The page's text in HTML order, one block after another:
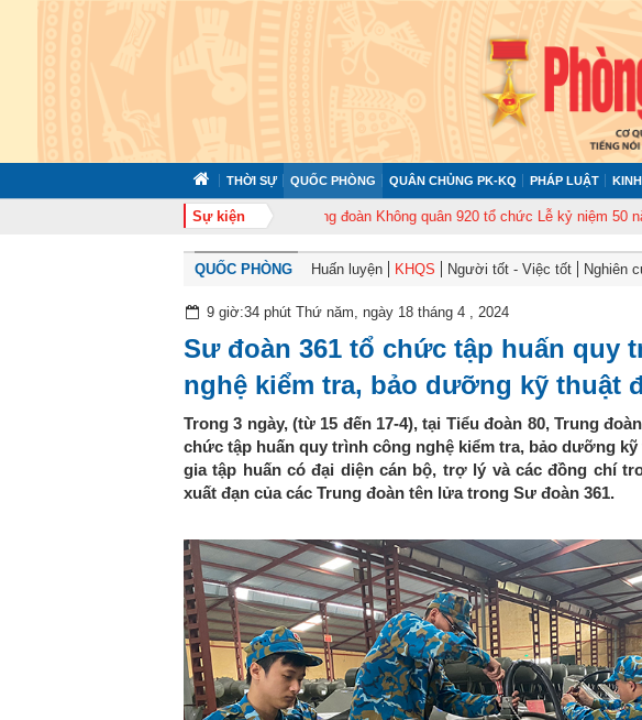
THỜI SỰ QUỐC PHÒNG QUÂN CHỦNG PK-KQ PHÁP LUẬT
Sự kiện
tổ chức tập huấn cán bộ năm 2026 Trung đoàn Không quân 920 tổ chức Lễ kỷ niệm 50 năm
QUỐC PHÒNG Huấn luyện KHQS Người tốt - Việc tốt Nghiên
9 giờ:34 phút Thứ năm, ngày 18 tháng 4 , 2024
Sư đoàn 361 tổ chức tập huấn quy
nghệ kiểm tra, bảo dưỡng kỹ thuật
Trong 3 ngày, (từ 15 đến 17-4), tại Tiểu đoàn 80, Trung
chức tập huấn quy trình công nghệ kiểm tra, bảo dưỡng kỹ
gia tập huấn có đại diện cán bộ, trợ lý và các đồng chí
xuất đạn của các Trung đoàn tên lửa trong Sư đoàn 361.